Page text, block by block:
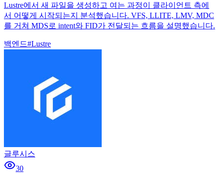
Lustre에서 새 파일을 생성하고 여는 과정이 클라이언트 측에
서 어떻게 시작되는지 분석했습니다. VFS, LLITE, LMV, MDC
를 거쳐 MDS로 intent와 FID가 전달되는 흐름을 설명했습니다.
백엔드#Lustre
글루시스
30